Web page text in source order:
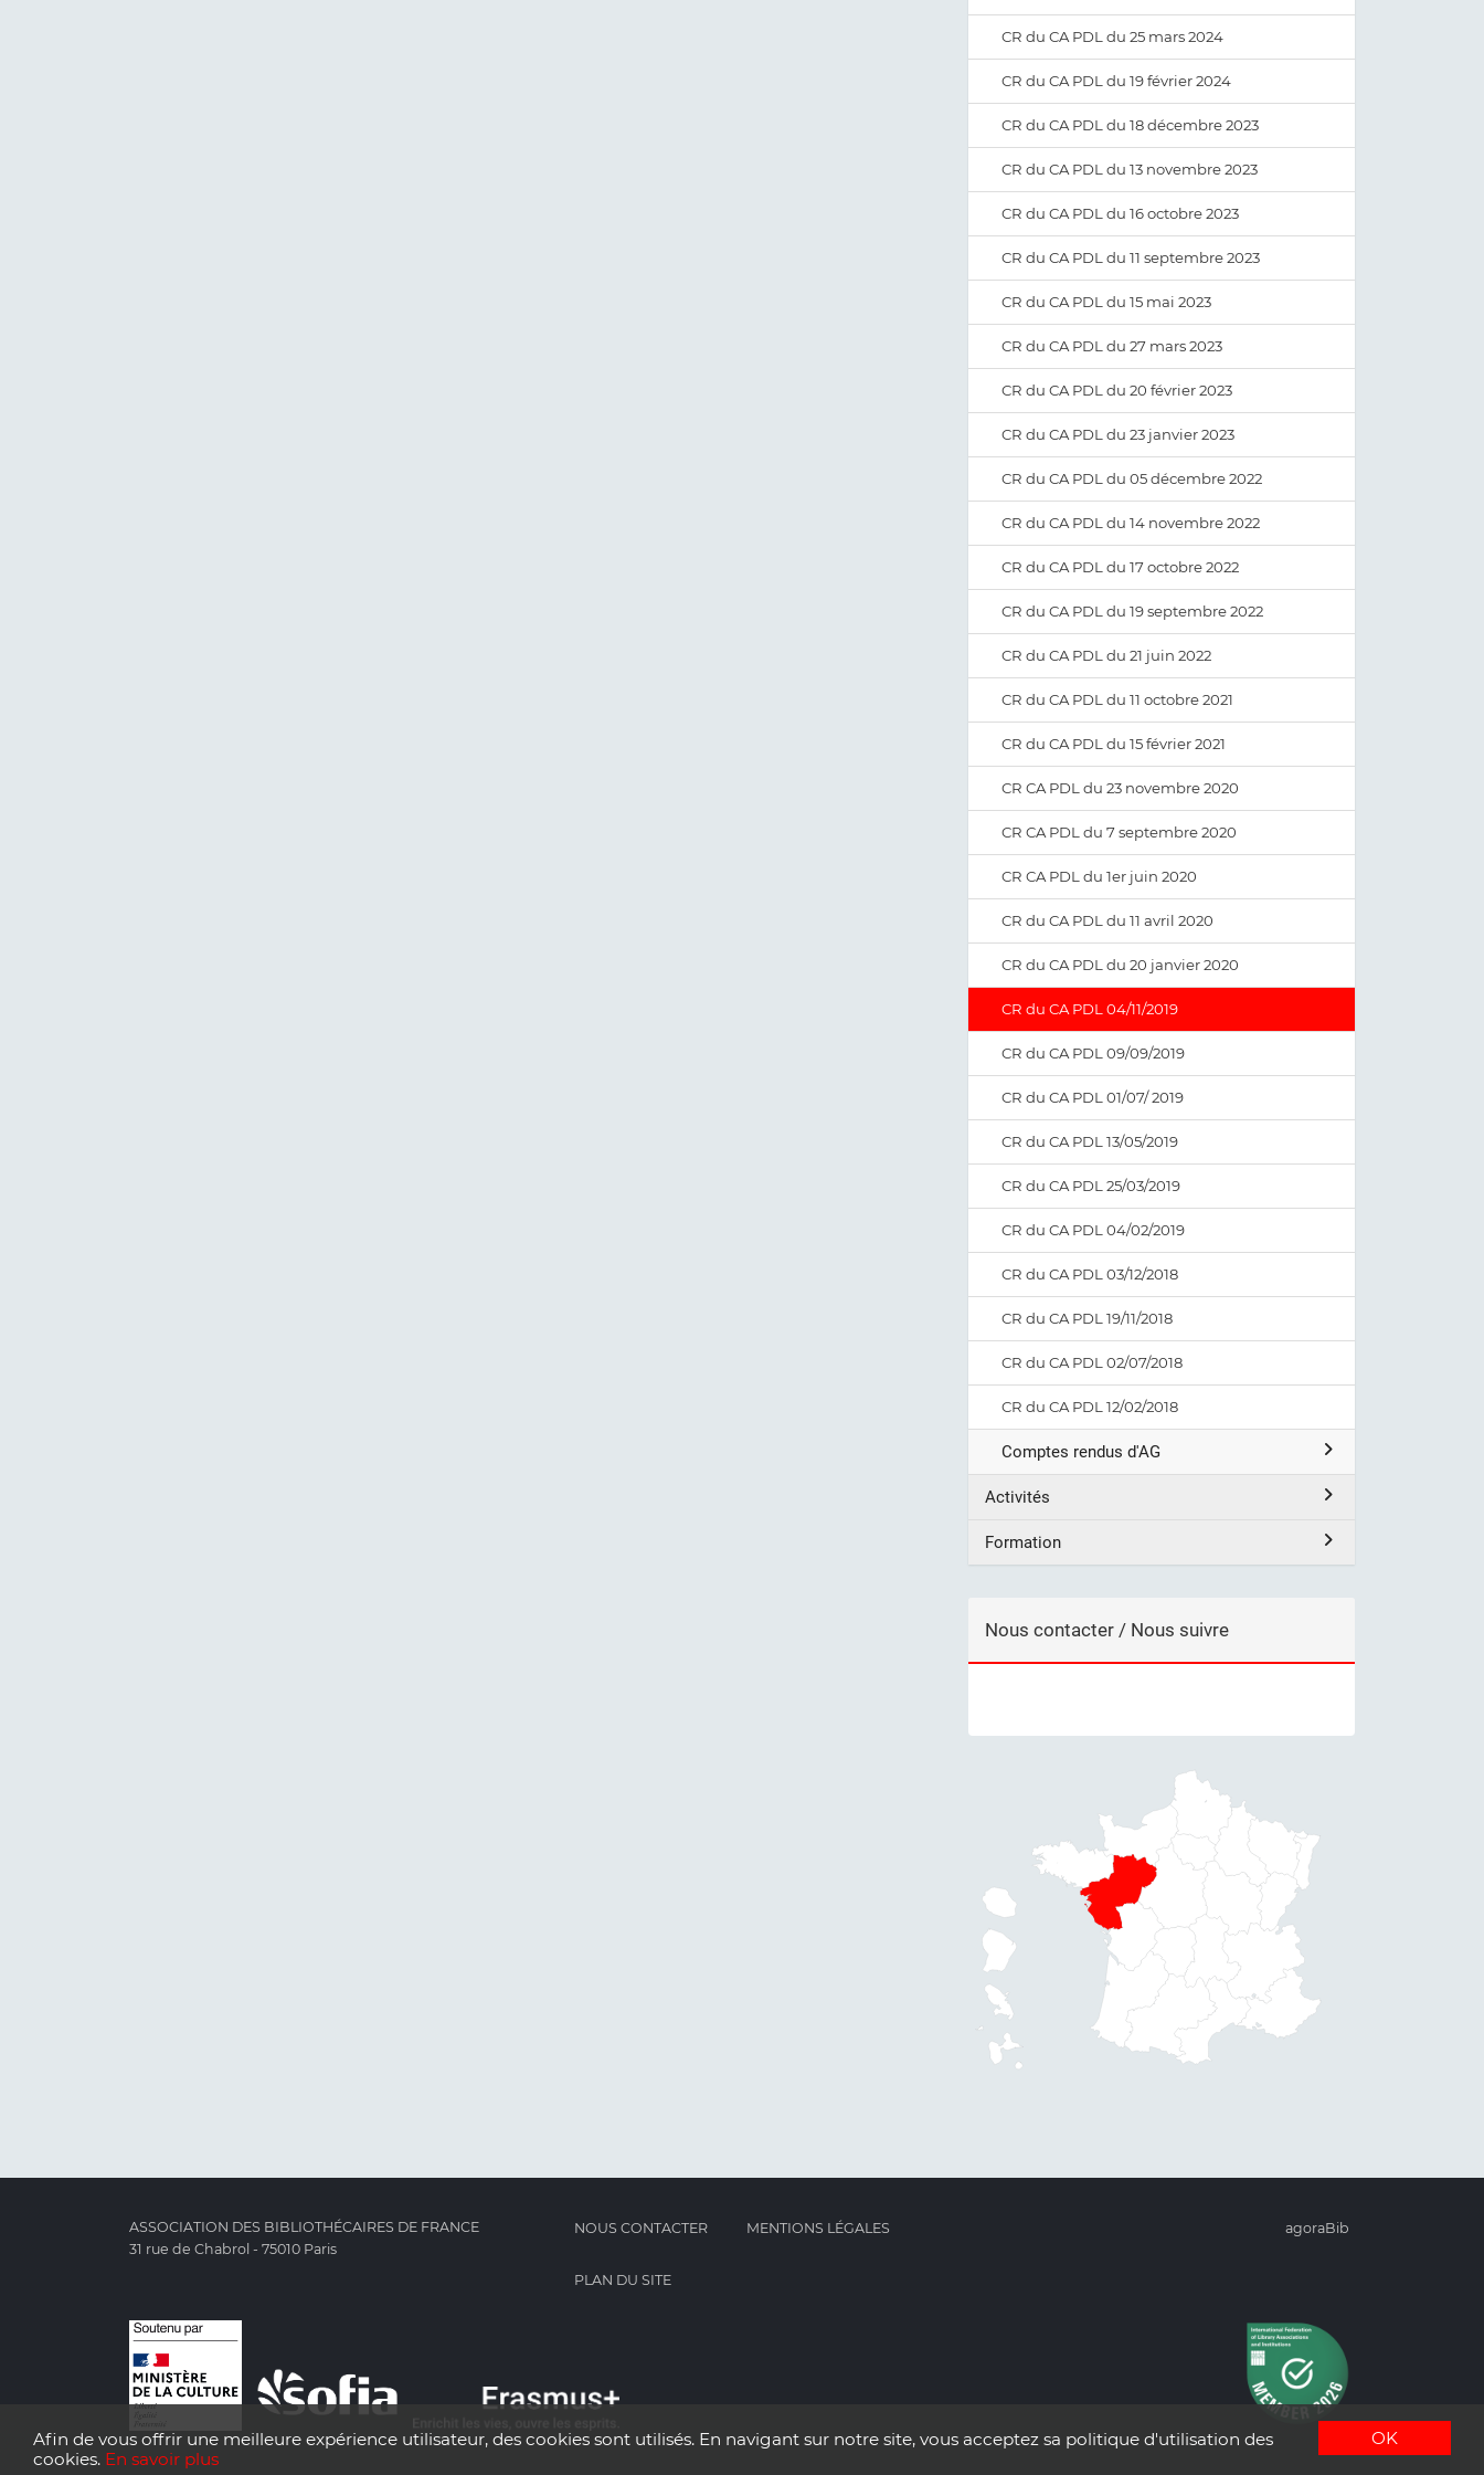
OK
Afin de vous offrir une meilleure expérience utilisateur, des cookies sont utilisés. En navigant sur notre site, vous acceptez sa politique d'utilisation des
cookies. En savoir plus
CR du CA PDL du 25 mars 2024
CR du CA PDL du 19 février 2024
CR du CA PDL du 18 décembre 2023
CR du CA PDL du 13 novembre 2023
CR du CA PDL du 16 octobre 2023
CR du CA PDL du 11 septembre 2023
CR du CA PDL du 15 mai 2023
CR du CA PDL du 27 mars 2023
CR du CA PDL du 20 février 2023
CR du CA PDL du 23 janvier 2023
CR du CA PDL du 05 décembre 2022
CR du CA PDL du 14 novembre 2022
CR du CA PDL du 17 octobre 2022
CR du CA PDL du 19 septembre 2022
CR du CA PDL du 21 juin 2022
CR du CA PDL du 11 octobre 2021
CR du CA PDL du 15 février 2021
CR CA PDL du 23 novembre 2020
CR CA PDL du 7 septembre 2020
CR CA PDL du 1er juin 2020
CR du CA PDL du 11 avril 2020
CR du CA PDL du 20 janvier 2020
CR du CA PDL 04/11/2019
CR du CA PDL 09/09/2019
CR du CA PDL 01/07/ 2019
CR du CA PDL 13/05/2019
CR du CA PDL 25/03/2019
CR du CA PDL 04/02/2019
CR du CA PDL 03/12/2018
CR du CA PDL 19/11/2018
CR du CA PDL 02/07/2018
CR du CA PDL 12/02/2018
Comptes rendus d'AG
Activités
Formation
Nous contacter / Nous suivre
ASSOCIATION DES BIBLIOTHÉCAIRES DE FRANCE
31 rue de Chabrol - 75010 Paris
NOUS CONTACTER MENTIONS LÉGALES
PLAN DU SITE
agoraBib